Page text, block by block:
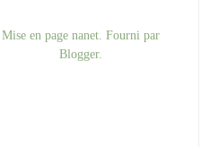
Mise en page nanet. Fourni par
Blogger.